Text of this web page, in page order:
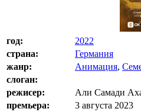
год:
2022
страна:
Германия
жанр:
Анимация,
слоган:
режисер:
Али Самади
премьера:
3 августа 2023